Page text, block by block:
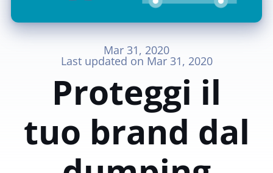
Mar 31, 2020
Last updated on Mar 31, 2020
Proteggi il
tuo brand dal